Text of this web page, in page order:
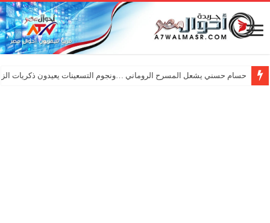
حسام حسني يشعل المسرح الروماني …ونجوم التسعينات يعيدون ذكريات